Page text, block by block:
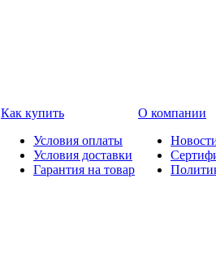
Как купить
Условия оплаты
Условия доставки
Гарантия на товар
О компании